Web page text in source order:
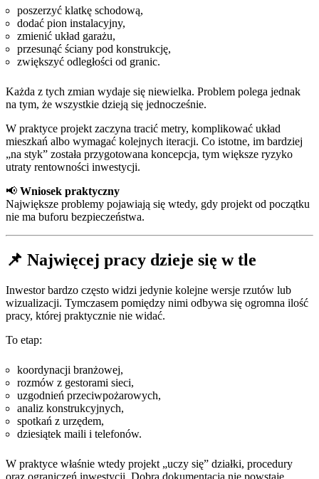
poszerzyć klatkę schodową,
dodać pion instalacyjny,
zmienić układ garażu,
przesunąć ściany pod konstrukcję,
zwiększyć odległości od granic.
Każda z tych zmian wydaje się niewielka. Problem polega jednak
na tym, że wszystkie dzieją się jednocześnie.
W praktyce projekt zaczyna tracić metry, komplikować układ
mieszkań albo wymagać kolejnych iteracji. Co istotne, im bardziej
„na styk” została przygotowana koncepcja, tym większe ryzyko
utraty rentowności inwestycji.
📢 Wniosek praktyczny
Największe problemy pojawiają się wtedy, gdy projekt od początku
nie ma buforu bezpieczeństwa.
📌 Najwięcej pracy dzieje się w tle
Inwestor bardzo często widzi jedynie kolejne wersje rzutów lub
wizualizacji. Tymczasem pomiędzy nimi odbywa się ogromna ilość
pracy, której praktycznie nie widać.
To etap:
koordynacji branżowej,
rozmów z gestorami sieci,
uzgodnień przeciwpożarowych,
analiz konstrukcyjnych,
spotkań z urzędem,
dziesiątek maili i telefonów.
W praktyce właśnie wtedy projekt „uczy się” działki, procedury
oraz ograniczeń inwestycji. Dobra dokumentacja nie powstaje